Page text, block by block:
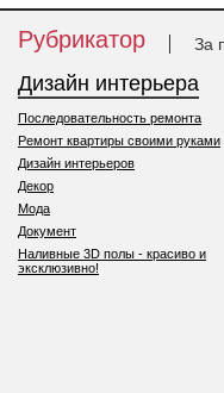
Рубрикатор За
Дизайн интерьера
Последовательность ремонта
Ремонт квартиры своими руками
Дизайн интерьеров
Декор
Мода
Документ
Наливные 3D полы - красиво и
эксклюзивно!